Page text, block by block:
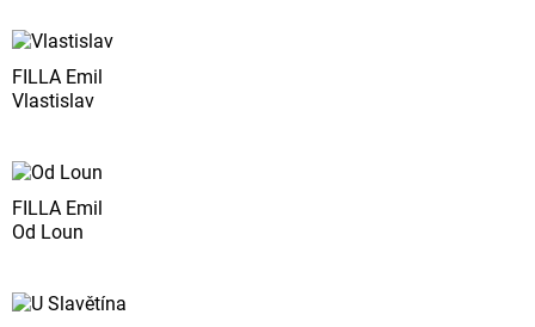
FILLA Emil
Vlastislav
FILLA Emil
Od Loun